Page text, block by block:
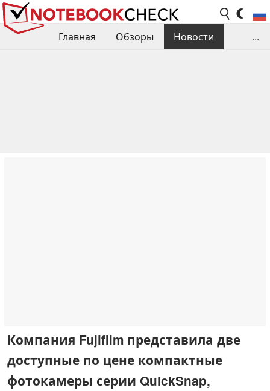
Главная Обзоры
Новости
...
Компания Fujifilm представила две
доступные по цене компактные
фотокамеры серии QuickSnap,